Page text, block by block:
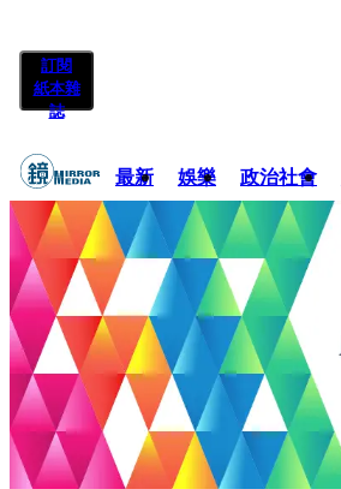
訂閱
紙本雜
誌
最新 娛樂 政治社會